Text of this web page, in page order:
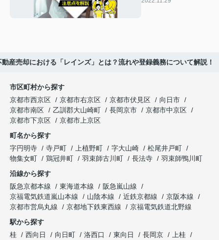
動産売却における「レインズ」とは？流れや登録義務について解説！
市区町村から探す
京都市西京区
京都市右京区 京都市伏見区
向日市
京都市南区
乙訓郡大山崎町 長岡京市
京都市中京区
京都市下京区
京都市上京区
町名から探す
字円明寺
寺戸町 上植野町 字大山崎
松尾井戸町
物集女町
鶏冠井町 羽束師古川町 長法寺
羽束師鴨川町
沿線から探す
阪急京都本線
東海道本線
阪急嵐山線
京福電気鉄道嵐山本線
山陰本線 近鉄京都線
京阪本線
京都市営烏丸線
京都地下鉄東西線
京福電気鉄道北野線
駅から探す
桂
西向日 向日町 洛西口 東向日 長岡京
上桂